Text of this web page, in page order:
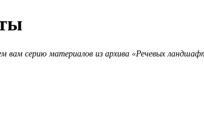
вам серию материалов из архива «Речевых